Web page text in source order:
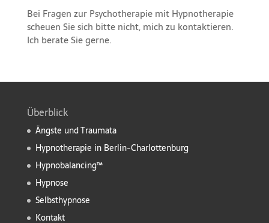
Bei Fragen zur Psychotherapie mit Hypnotherapie
scheuen Sie sich bitte nicht, mich zu kontaktieren.
Ich berate Sie gerne.
Überblick
Ängste und Traumata
Hypnotherapie in Berlin-Charlottenburg
Hypnobalancing™
Hypnose
Selbsthypnose
Kontakt